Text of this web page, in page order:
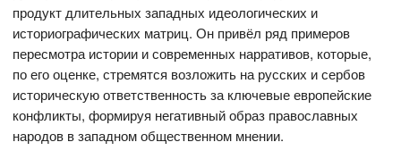
продукт длительных западных идеологических и
историографических матриц. Он привёл ряд примеров
пересмотра истории и современных нарративов, которые,
по его оценке, стремятся возложить на русских и сербов
историческую ответственность за ключевые европейские
конфликты, формируя негативный образ православных
народов в западном общественном мнении.